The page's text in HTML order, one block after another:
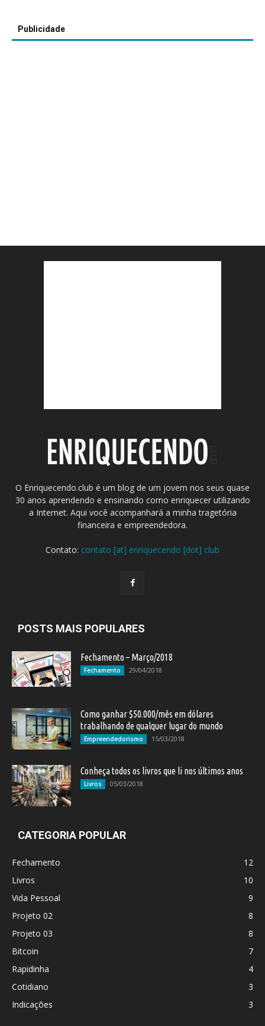
Publicidade
O Enriquecendo.club é um blog de um jovem nos seus quase
30 anos aprendendo e ensinando como enriquecer utilizando
a Internet. Aqui você acompanhará a minha tragetória
financeira e empreendedora.
Contato: contato [at] enriquecendo [dot] club
POSTS MAIS POPULARES
Fechamento – Março/2018
Fechamento 29/04/2018
Como ganhar $50.000/mês em dólares
trabalhando de qualquer lugar do mundo
Empreendedorismo 15/03/2018
Conheça todos os livros que li nos últimos anos
Livros 05/03/2018
CATEGORIA POPULAR
Fechamento
12
Livros
10
Vida Pessoal
9
Projeto 02
8
Projeto 03
8
Bitcoin
7
Rapidinha
4
Cotidiano
3
Indicações
3